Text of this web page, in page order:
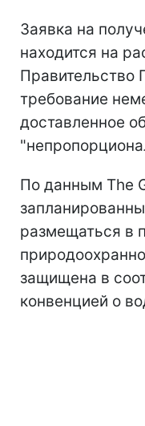
Заявка на
находится на
Правительство
требование
доставленное
По данным The
размещаться в
защищена в
конвенцией о